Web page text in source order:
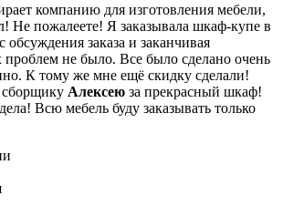
компанию для изготовления мебели,
Не пожалеете! Я заказывала шкаф-купе в
заказа и заканчивая
не было. Все было сделано очень
К тому же мне ещё скидку сделали!
Алексею за прекрасный шкаф!
Всю мебель буду заказывать только